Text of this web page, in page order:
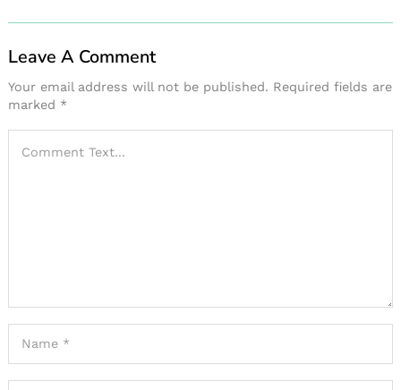
Leave A Comment
Your email address will not be published. Required fields are
marked *